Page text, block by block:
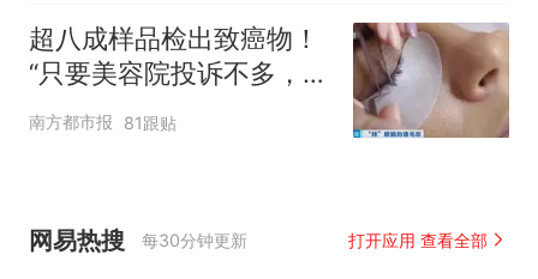
超八成样品检出致癌物！
“只要美容院投诉不多，店
家就不会更换产品”
南方都市报 81跟贴
网易热搜 每30分钟更新 打开应用 查看全部